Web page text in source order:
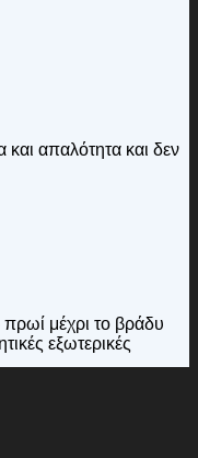
και απαλότητα και δεν
μέχρι το βράδυ
εξωτερικές